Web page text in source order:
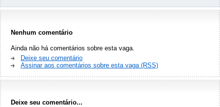
Nenhum comentário
Ainda não há comentários sobre esta vaga.
Deixe seu comentário
Assinar aos comentários sobre esta vaga (RSS)
Deixe seu comentário...